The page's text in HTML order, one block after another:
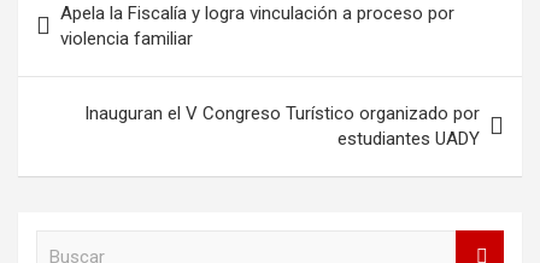
de
entradas
Apela la Fiscalía y logra vinculación a proceso por
violencia familiar
Inauguran el V Congreso Turístico organizado por
estudiantes UADY